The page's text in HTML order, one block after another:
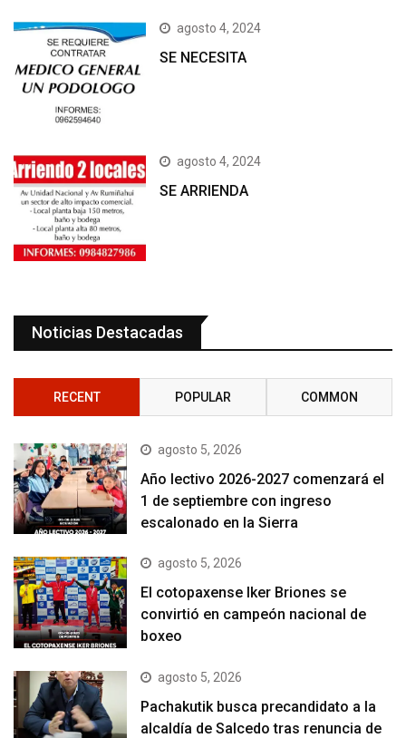
agosto 4, 2024
SE NECESITA
agosto 4, 2024
SE ARRIENDA
Noticias Destacadas
RECENT POPULAR COMMON
agosto 5, 2026
Año lectivo 2026-2027 comenzará el
1 de septiembre con ingreso
escalonado en la Sierra
agosto 5, 2026
El cotopaxense Iker Briones se
convirtió en campeón nacional de
boxeo
agosto 5, 2026
Pachakutik busca precandidato a la
alcaldía de Salcedo tras renuncia de